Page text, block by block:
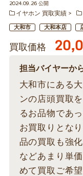
2024.09.26 公開
イヤホン 買取実績
大和市 大和本店
買取価格
担当バイヤーか
大和市にある
ンの店頭買取
るお品物であ
お買取りとな
品の買取も強
などあまり単
めて買取ご希